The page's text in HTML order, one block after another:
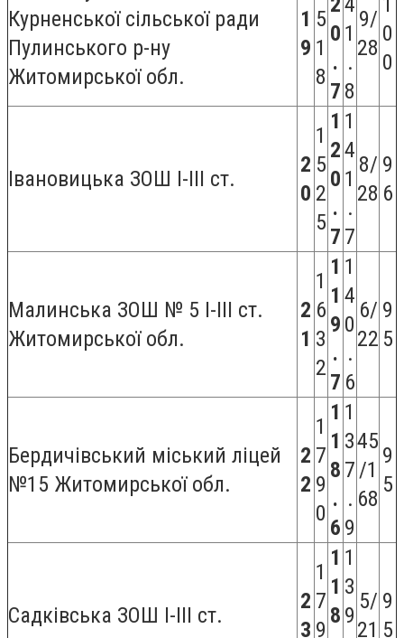
Курненської сільської ради
Пулинського р-ну
Житомирської обл.
1
9
5
1
8
0
.
7
1
.
8
9/
28
0
0
Івановицька ЗОШ I-III ст.
2
0
1
5
2
5
1
2
0
.
7
1
4
1
.
7
8/
28
9
6
Малинська ЗОШ № 5 I-III ст.
Житомирської обл.
2
1
1
6
3
2
1
1
9
.
7
1
4
0
.
6
6/
22
9
5
Бердичівський міський ліцей
№15 Житомирської обл.
2
2
1
7
9
0
1
1
8
.
6
1
3
7
.
9
45
/1
68
9
5
Садківська ЗОШ I-III ст.
2
3
1
7
9
1
1
8
1
3
9
5/
21
9
5